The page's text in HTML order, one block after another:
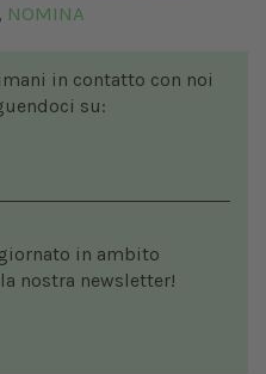
, NOMINA
in contatto con noi
su:
in ambito
nostra newsletter!